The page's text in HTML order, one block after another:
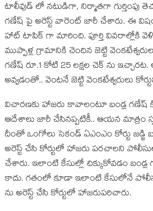
టాలీవుడ్ లో నటుడిగా, నిర్మాతగా గుర్తింపు
గణేష్ పై అరెస్ట్ వారెంట్ జారీ చేశారు. ఈ
హాట్ టాపిక్ గా మారింది. పూర్తి వివరాల్లోకి
ముప్పాళ్ల గ్రామానికి చెందిన జెట్టి
గణేష్ రూ.1 కోటి 25 లక్షల చెక్ ను
అవ్వడంతో.. వెంటనే జెట్టి వెంకటేశ్వరులు
విచారణకు హాజరు కావాలంటూ బండ్ల గణేష్
ఆదేశాలు జారీ చేసినప్పటికీ.. ఆయన మాత్రం
దీంతో ఒంగోలు సెకండ్ ఏఎంఎం కోర్టు జడ్జి
అరెస్ట్ చేసి కోర్టులో హాజరు పరచాలని
చేశారు. ఇలాంటి కేసుల్లో చిక్కుకోవడం
కాదు. గతంలో కూడా ఇలాంటి కేసులోనే
ను అరెస్ట్ చేసి కోర్టులో హాజరుపరిచారు.